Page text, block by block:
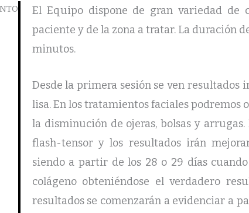
El Equipo dispone de gran variedad de
paciente y de la zona a tratar. La duración
minutos.
Desde la primera sesión se ven
lisa. En los tratamientos faciales
la disminución de ojeras, bolsas y
flash-tensor y los resultados irán
siendo a partir de los 28 o 29 días
colágeno obteniéndose el verdadero
resultados se comenzarán a evidenciar a